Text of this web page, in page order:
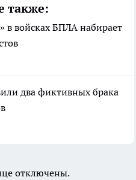
также:
в войсках БПЛА набирает
два фиктивных брака
отключены.